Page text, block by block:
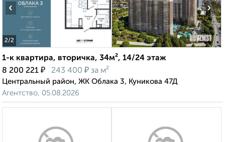
2/2
‹ ›
1-к квартира, вторичка, 34м², 14/24 этаж
8 200 221 ₽ 243 400 ₽ за м²
Центральный район, ЖК Облака 3, Куникова 47Д
Агентство, 05.08.2026